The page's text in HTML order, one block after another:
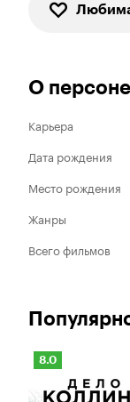
О персоне
Карьера
Дата рождения
Место рождения
Жанры
Всего фильмов
Рейтинг
Кинопоиска
8.0
8.0